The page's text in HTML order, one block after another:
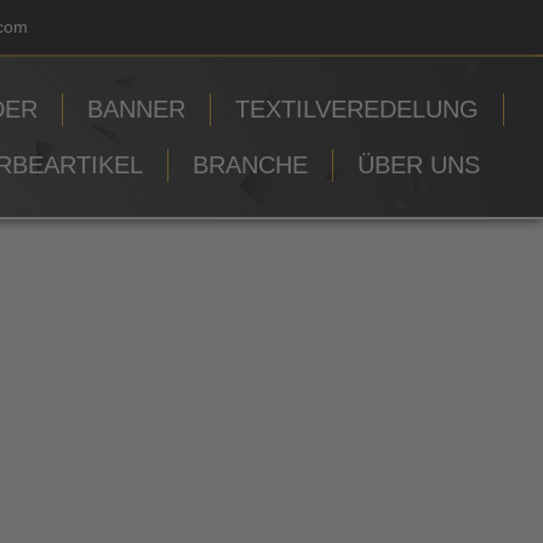
BANNER TEXTILVEREDELUNG
BRANCHE ÜBER UNS